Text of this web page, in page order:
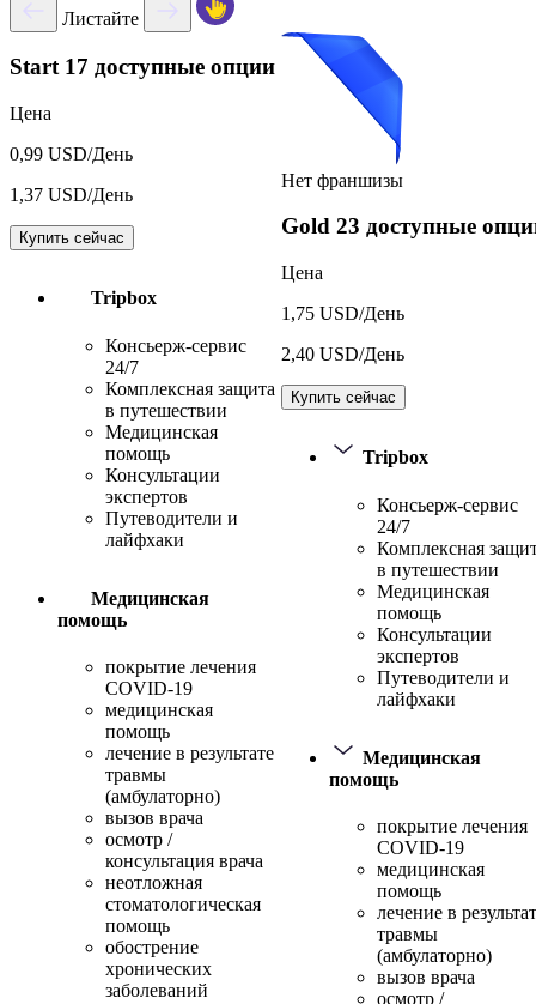
Листайте
Start 17 доступные опции
Цена
0,99 USD/День
1,37 USD/День
Купить сейчас
Tripbox
Консьерж-сервис
24/7
Комплексная защита
в путешествии
Медицинская
помощь
Консультации
экспертов
Путеводители и
лайфхаки
Медицинская
помощь
покрытие лечения
COVID-19
медицинская
помощь
лечение в результате
травмы
(амбулаторно)
вызов врача
осмотр /
консультация врача
неотложная
стоматологическая
помощь
обострение
хронических
заболеваний
Нет франшизы
Gold 23 доступные
Цена
1,75 USD/День
2,40 USD/День
Купить сейчас
Tripbox
Консьерж-сервис
24/7
Комплексная
в путешествии
Медицинская
помощь
Консультации
экспертов
Путеводители и
лайфхаки
Медицинская
помощь
покрытие лечения
COVID-19
медицинская
помощь
лечение в
травмы
(амбулаторно)
вызов врача
осмотр /